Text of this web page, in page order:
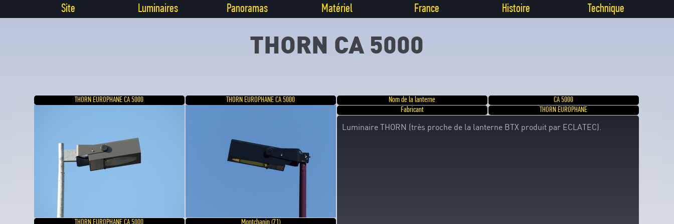
Site Luminaires Panoramas Matériel France Histoire Technique
THORN CA 5000
THORN EUROPHANE CA 5000 THORN EUROPHANE CA 5000 Nom de la lanterne
CA 5000
Fabricant
THORN EUROPHANE
Luminaire THORN (très proche de la lanterne BTX produit par ECLATEC).